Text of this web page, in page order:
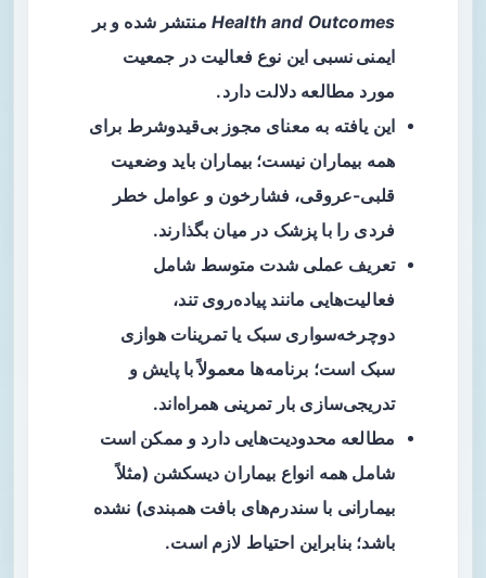
Health and Outcomes منتشر شده و بر
ایمنی نسبی این نوع فعالیت در جمعیت
مورد مطالعه دلالت دارد.
این یافته به معنای مجوز بی‌قیدوشرط برای
همه بیماران نیست؛ بیماران باید وضعیت
قلبی-عروقی، فشارخون و عوامل خطر
فردی را با پزشک در میان بگذارند.
تعریف عملی شدت متوسط شامل
فعالیت‌هایی مانند پیاده‌روی تند،
دوچرخه‌سواری سبک یا تمرینات هوازی
سبک است؛ برنامه‌ها معمولاً با پایش و
تدریجی‌سازی بار تمرینی همراه‌اند.
مطالعه محدودیت‌هایی دارد و ممکن است
شامل همه انواع بیماران دیسکشن (مثلاً
بیمارانی با سندرم‌های بافت همبندی) نشده
باشد؛ بنابراین احتیاط لازم است.